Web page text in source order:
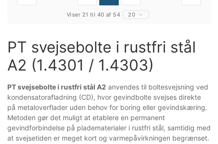
Viser 21 til 40 af 54 20
PT svejsebolte i rustfri stål
A2 (1.4301 / 1.4303)
PT svejsebolte i rustfri stål A2 anvendes til boltesvejsning ved
kondensatorafladning (CD), hvor gevindbolte svejses direkte
på metaloverflader uden behov for boring eller gevindskæring.
Metoden gør det muligt at etablere en permanent
gevindforbindelse på pladematerialer i rustfri stål, samtidig med
at svejsetiden er meget kort og varmepåvirkningen begrænset.